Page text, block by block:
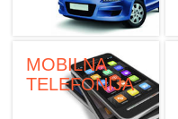
MOBILNA
TELEFONIJA